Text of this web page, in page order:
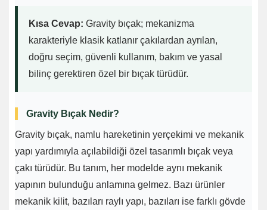
Kısa Cevap: Gravity bıçak; mekanizma
karakteriyle klasik katlanır çakılardan ayrılan,
doğru seçim, güvenli kullanım, bakım ve yasal
bilinç gerektiren özel bir bıçak türüdür.
Gravity Bıçak Nedir?
Gravity bıçak, namlu hareketinin yerçekimi ve mekanik
yapı yardımıyla açılabildiği özel tasarımlı bıçak veya
çakı türüdür. Bu tanım, her modelde aynı mekanik
yapının bulunduğu anlamına gelmez. Bazı ürünler
mekanik kilit, bazıları raylı yapı, bazıları ise farklı gövde